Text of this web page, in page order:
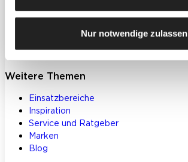
Nur notwendige zulassen
Bodenbeschichtungen
Betoninstandsetzung
Weitere Themen
Einsatzbereiche
Inspiration
Service und Ratgeber
Marken
Blog